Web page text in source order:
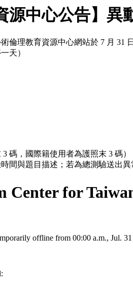
源中心公告】異
倫理教育資源中心網站於 7 月 31
天）
碼，國際籍使用者為護照末 3 碼）
間與題目描述；若為總測驗送出異
Center for
offline from 00:00 a.m., Jul.